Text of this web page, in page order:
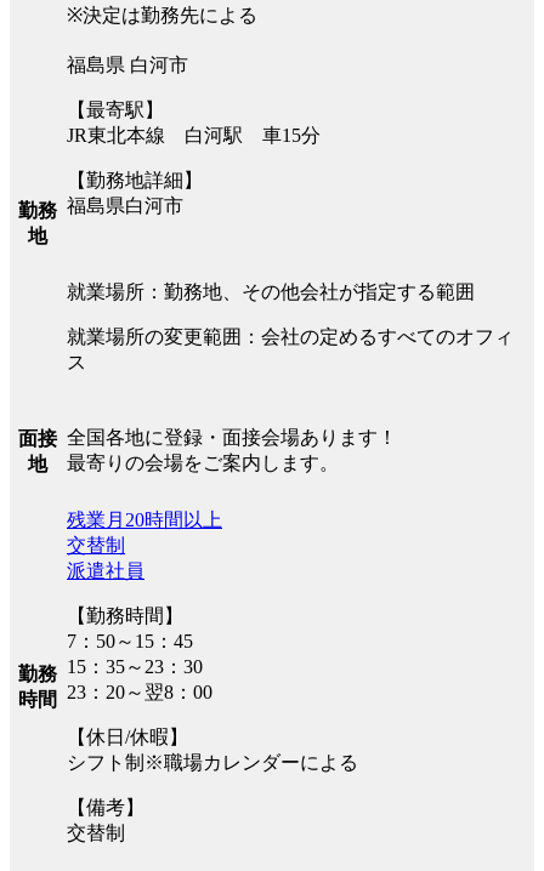
※決定は勤務先による
勤務
地
福島県 白河市
【最寄駅】
JR東北本線 白河駅 車15分
【勤務地詳細】
福島県白河市
就業場所：勤務地、その他会社が指定する範囲
就業場所の変更範囲：会社の定めるすべてのオフィ
ス
面接
地
全国各地に登録・面接会場あります！
最寄りの会場をご案内します。
勤務
時間
残業月20時間以上
交替制
派遣社員
【勤務時間】
7：50～15：45
15：35～23：30
23：20～翌8：00
【休日/休暇】
シフト制※職場カレンダーによる
【備考】
交替制